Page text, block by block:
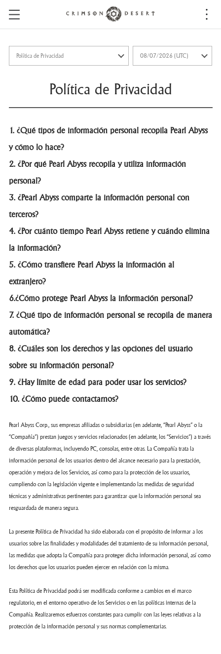
C
i
m
o
D
r
Política de Privacidad
1. ¿Qué tipos de información personal recopila Pearl Abyss
y cómo lo hace?
2. ¿Por qué Pearl Abyss recopila y utiliza información
personal?
3. ¿Pearl Abyss comparte la información personal con
terceros?
4. ¿Por cuánto tiempo Pearl Abyss retiene y cuándo elimina
la información?
5. ¿Cómo transfiere Pearl Abyss la información al
extranjero?
6.¿Cómo protege Pearl Abyss la información personal?
7. ¿Qué tipo de información personal se recopila de manera
automática?
8. ¿Cuáles son los derechos y las opciones del usuario
sobre su información personal?
9. ¿Hay límite de edad para poder usar los servicios?
10. ¿Cómo puede contactarnos?
Pearl Abyss Corp., sus empresas afiliadas o subsidiarias (en adelante, “Pearl Abyss” o la
“Compañía”) prestan juegos y servicios relacionados (en adelante, los “Servicios”) a través
de diversas plataformas, incluyendo PC, consolas, entre otras. La Compañía trata la
información personal de los usuarios dentro del alcance necesario para la prestación,
operación y mejora de los Servicios, así como para la protección de los usuarios,
cumpliendo con la legislación vigente e implementando las medidas de seguridad
técnicas y administrativas pertinentes para garantizar que la información personal sea
resguardada de manera segura.
La presente Política de Privacidad ha sido elaborada con el propósito de informar a los
usuarios sobre las finalidades y modalidades del tratamiento de su información personal,
las medidas que adopta la Compañía para proteger dicha información personal, así como
los derechos que los usuarios pueden ejercer en relación con la misma.
Esta Política de Privacidad podrá ser modificada conforme a cambios en el marco
regulatorio, en el entorno operativo de los Servicios o en las políticas internas de la
Compañía. Realizaremos esfuerzos constantes para cumplir con las leyes relativas a la
protección de la información personal y sus normas complementarias.